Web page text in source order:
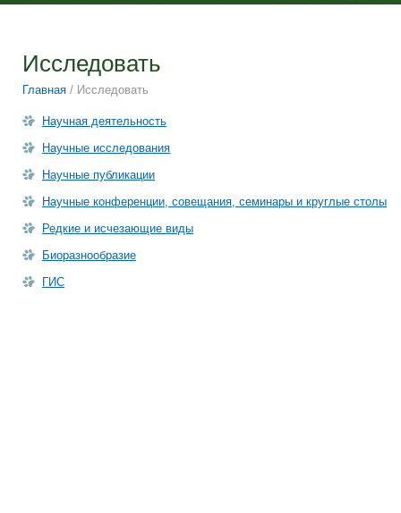
Исследовать
Главная / Исследовать
Научная деятельность
Научные исследования
Научные публикации
Научные конференции, совещания, семинары и круглые столы
Редкие и исчезающие виды
Биоразнообразие
ГИС